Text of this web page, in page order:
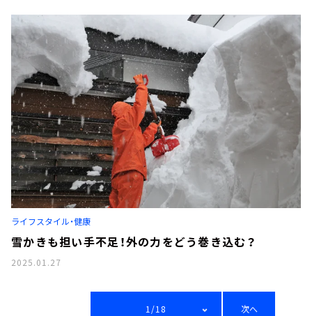
ライフスタイル・健康
雪かきも担い手不足！外の力をどう巻き込む？
2025.01.27
1/18 次へ